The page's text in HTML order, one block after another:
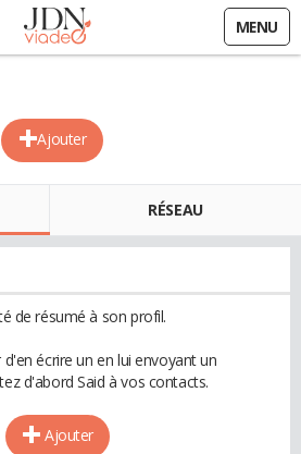
MENU
Ajouter
RÉSEAU
de résumé à son profil.
écrire un en lui envoyant un
d'abord Said à vos contacts.
Ajouter